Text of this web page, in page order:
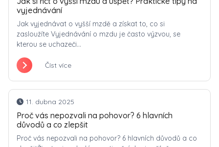
vyjednávání
Jak vyjednávat o vyšší mzdě a získat to, co si
zasloužíte Vyjednávání o mzdu je často výzvou, se
kterou se uchazeči...
Číst více
11. dubna 2025
Proč vás nepozvali na pohovor? 6 hlavních
důvodů a co zlepšit
Proč vás nepozvali na pohovor? 6 hlavních důvodů a co